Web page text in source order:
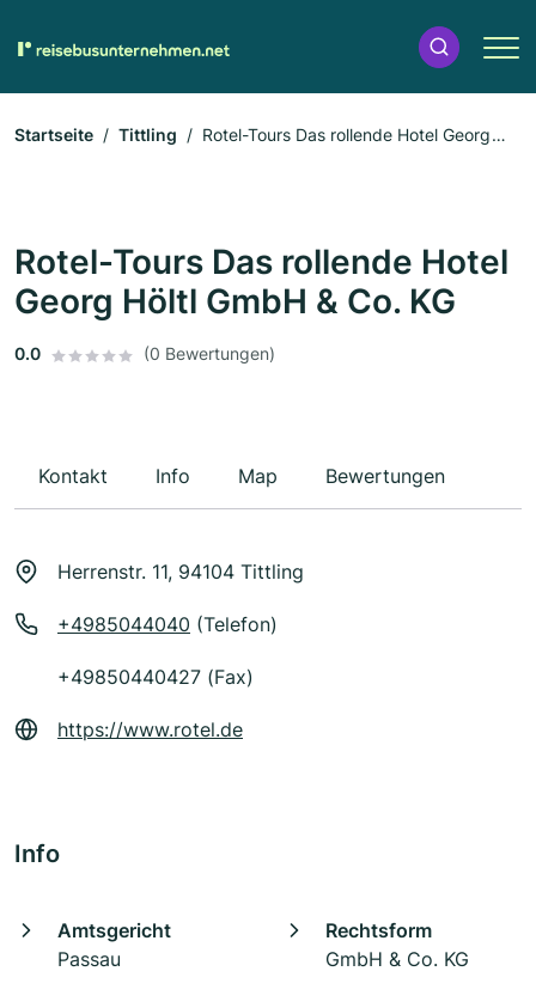
Startseite Tittling
Rotel-Tours Das rollende Hotel Georg
Rotel-Tours Das rollende Hotel
Georg Höltl GmbH & Co. KG
0.0 (0 Bewertungen)
Kontakt Info Map Bewertungen
Herrenstr. 11, 94104 Tittling
+4985044040 (Telefon)
+49850440427 (Fax)
https://www.rotel.de
Info
Amtsgericht
Passau
Rechtsform
GmbH & Co. KG